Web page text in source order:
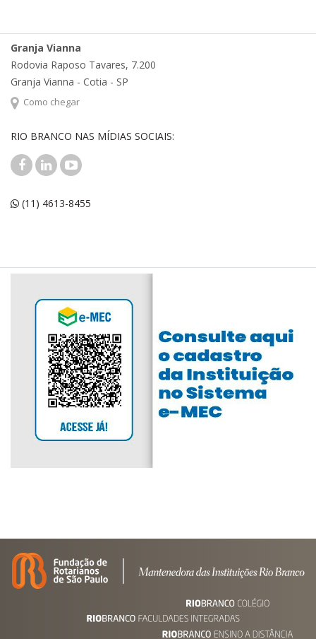
Granja Vianna
Rodovia Raposo Tavares, 7.200
Granja Vianna - Cotia - SP
Como chegar
RIO BRANCO NAS MÍDIAS SOCIAIS:
(11) 4613-8455